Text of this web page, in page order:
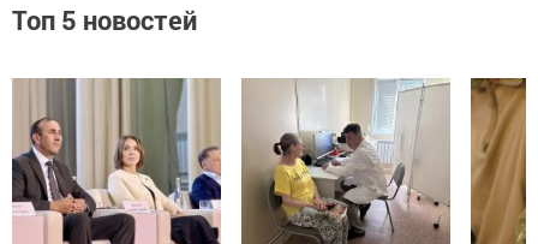
Топ 5 новостей